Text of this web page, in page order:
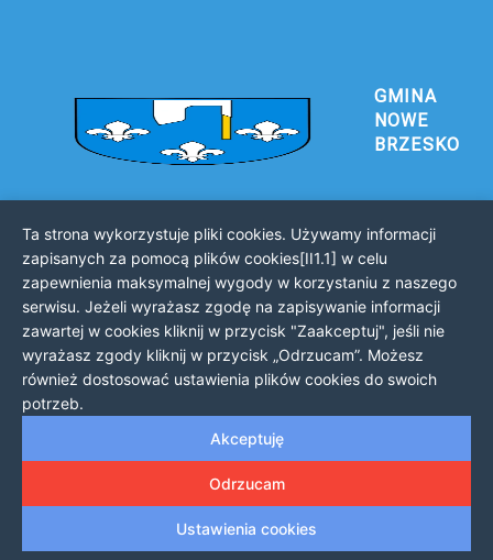
GMINA
NOWE
BRZESKO
Urząd Gminy i Miasta Nowe Brzesko
32-120 Nowe Brzesko
ul. Krakowska 44
KONTAKT Z URZĘDEM
Telefon: 12 385 20 94
Email: sekretariat@nowe-brzesko.pl
GODZINY PRACY
Poniedziałek-Piątek: 7:30 - 15:30
Ta strona wykorzystuje pliki cookies. Używamy informacji
zapisanych za pomocą plików cookies[II1.1] w celu
zapewnienia maksymalnej wygody w korzystaniu z naszego
serwisu. Jeżeli wyrażasz zgodę na zapisywanie informacji
zawartej w cookies kliknij w przycisk "Zaakceptuj", jeśli nie
wyrażasz zgody kliknij w przycisk „Odrzucam”. Możesz
również dostosować ustawienia plików cookies do swoich
potrzeb.
Akceptuję
Odrzucam
Ustawienia cookies